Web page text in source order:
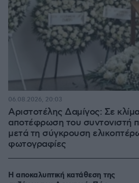
Αριστοτέλης Δαμίγος: Σε
αποτέφρωση του συντονιστή
μετά τη σύγκρουση
φωτογραφίες
06.08.2026, 20:03
Η αποκαλυπτική κατάθεση της